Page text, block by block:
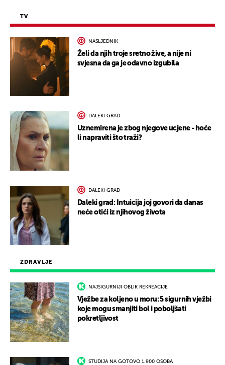
ZDRAVLJE
NAJSIGURNIJI OBLIK REKREACIJE
Vježbe za koljeno u moru: 5 sigurnih vježbi
koje mogu smanjiti bol i poboljšati
pokretljivost
STUDIJA NA GOTOVO 1.900 OSOBA
TV
NASLJEDNIK
Želi da njih troje sretno žive, a nije ni
svjesna da ga je odavno izgubila
DALEKI GRAD
Uznemirena je zbog njegove ucjene - hoće
li napraviti što traži?
DALEKI GRAD
Daleki grad: Intuicija joj govori da danas
neće otići iz njihovog života